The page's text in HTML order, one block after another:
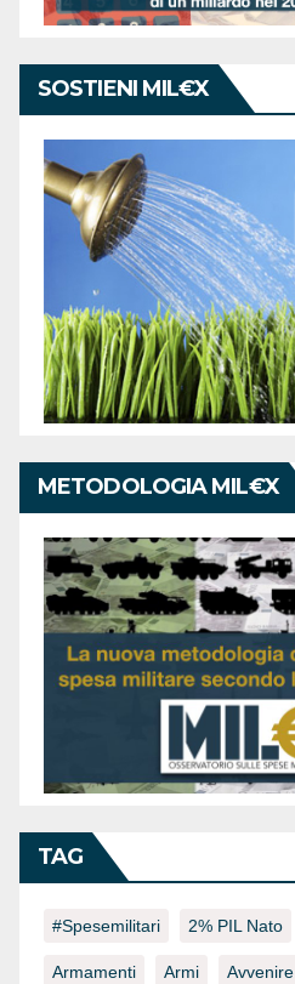
SOSTIENI MIL€X
METODOLOGIA MIL€X
TAG
#spesemilitari 2% PIL Nato
Armamenti Armi Avvenire